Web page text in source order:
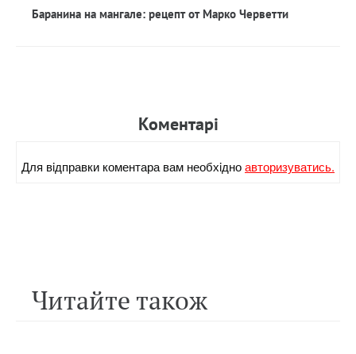
Баранина на мангале: рецепт от Марко Черветти
Коментарi
Для вiдправки коментара вам необхiдноавторизуватись.
Читайте також